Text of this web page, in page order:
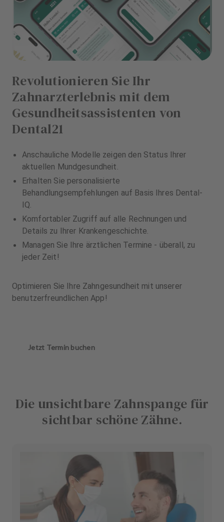
Revolutionieren Sie Ihr
Zahnarzterlebnis mit dem
Gesundheitsassistenten von
Dental21
Anschauliche Modelle zeigen den Status Ihrer
aktuellen Mundgesundheit.
Erhalten Sie personalisierte
Behandlungsempfehlungen auf Basis Ihres Dental-
IQ.
Komfortabler Zugriff auf alle Rechnungen und
Details zu Ihrer Krankengeschichte.
Managen Sie Ihre ärztlichen Termine - überall, zu
jeder Zeit!
Optimieren Sie Ihre Zahngesundheit mit unserer
benutzerfreundlichen App!
Jetzt Termin buchen
Die unsichtbare Zahnspange für
sichtbar schöne Zähne.